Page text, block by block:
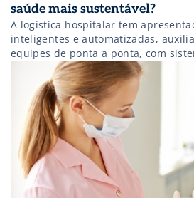
saúde mais sustentável?
A logística hospitalar tem
inteligentes e automatizadas,
equipes de ponta a ponta, com
da rastreabilidade, unitarização e
medicamentos e materiais médicos.